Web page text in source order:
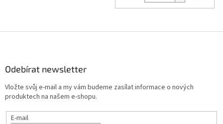
Odebírat newsletter
Vložte svůj e-mail a my vám budeme zasílat informace o nových
produktech na našem e-shopu.
E-mail